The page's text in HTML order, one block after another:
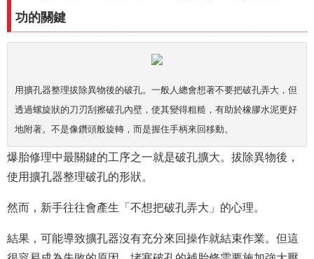
功的關鍵
用擴孔器整理拔除異物後的破孔。一般人總會想著不要把破孔弄大，但
透過螺旋狀的刀刃刮擦破孔內壁，使其變得粗糙，有助於橡膠水泥更好
地附著。不是像鑽頭般旋轉，而是握住手柄來回移動。
爆胎修理中最關鍵的工序之一就是破孔擴大。拔除異物後，
使用擴孔器整理破孔的形狀。
然而，新手往往會產生「不想把破孔弄大」的心理。
結果，可能導致擴孔器沒有充分來回操作就結束作業。但這